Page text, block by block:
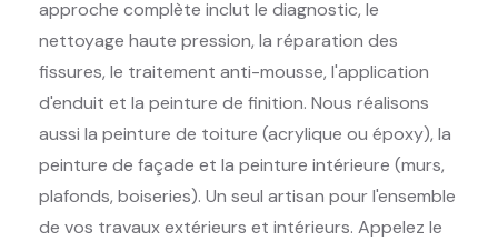
approche complète inclut le diagnostic, le
nettoyage haute pression, la réparation des
fissures, le traitement anti-mousse, l'application
d'enduit et la peinture de finition. Nous réalisons
aussi la peinture de toiture (acrylique ou époxy), la
peinture de façade et la peinture intérieure (murs,
plafonds, boiseries). Un seul artisan pour l'ensemble
de vos travaux extérieurs et intérieurs. Appelez le